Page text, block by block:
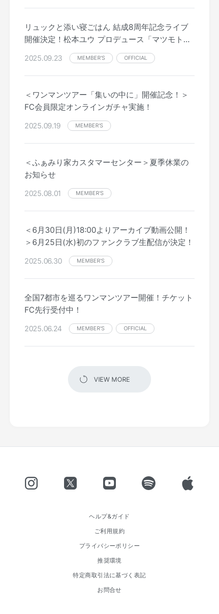
リュックと添い寝ごはん 結成8周年記念ライブ
開催決定！松本ユウ プロデュース「マツモトキ
カク」11月・大阪＆東京で開催
2025.09.23 MEMBER'S OFFICIAL
＜ワンマンツアー「集いの中に」開催記念！＞
FC会員限定オンラインガチャ実施！
2025.09.19 MEMBER'S
＜ふぁみり家カスタマーセンター＞夏季休業の
お知らせ
2025.08.01 MEMBER'S
＜6月30日(月)18:00よりアーカイブ動画公開！
＞6月25日(水)初のファンクラブ生配信が決定！
2025.06.30 MEMBER'S
全国7都市を巡るワンマンツアー開催！チケット
FC先行受付中！
2025.06.24 MEMBER'S OFFICIAL
VIEW MORE
ヘルプ&ガイド
ご利用規約
プライバシーポリシー
推奨環境
特定商取引法に基づく表記
お問合せ